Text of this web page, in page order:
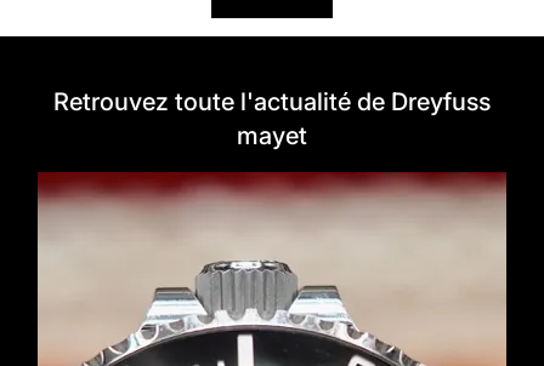
Retrouvez toute l'actualité de Dreyfuss
mayet